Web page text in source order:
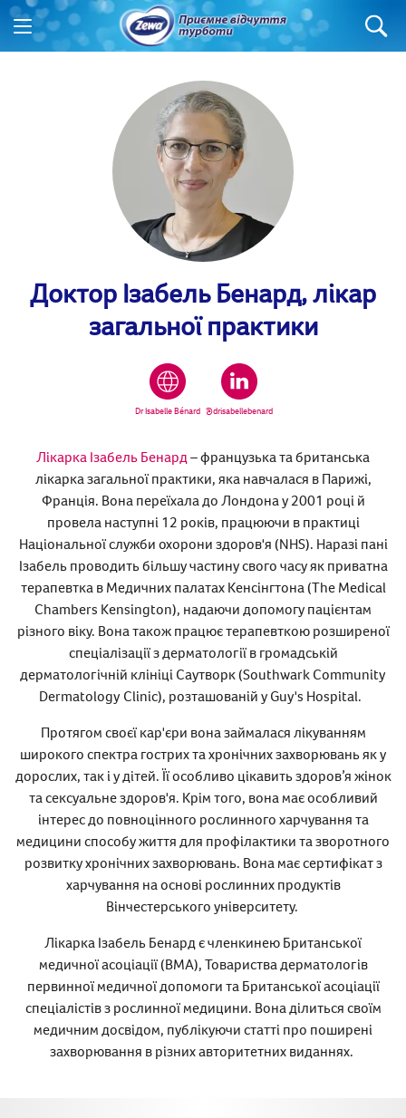
Доктор Ізабель Бенард, лікар
загальної практики
Лікарка Ізабель Бенард– французька та британська
лікарка загальної практики, яка навчалася в Парижі,
Франція. Вона переїхала до Лондона у 2001 році й
провела наступні 12 років, працюючи в практиці
Національної служби охорони здоров'я (NHS). Наразі пані
Ізабель проводить більшу частину свого часу як приватна
терапевтка в Медичних палатах Кенсінгтона (The Medical
Chambers Kensington), надаючи допомогу пацієнтам
різного віку. Вона також працює терапевткою розширеної
спеціалізації з дерматології в громадській
дерматологічній клініці Саутворк (Southwark Community
Dermatology Clinic), розташованій у Guy's Hospital.
Протягом своєї кар'єри вона займалася лікуванням
широкого спектра гострих та хронічних захворювань як у
дорослих, так і у дітей. Її особливо цікавить здоров’я жінок
та сексуальне здоров'я. Крім того, вона має особливий
інтерес до повноцінного рослинного харчування та
медицини способу життя для профілактики та зворотного
розвитку хронічних захворювань. Вона має сертифікат з
харчування на основі рослинних продуктів
Вінчестерського університету.
Лікарка Ізабель Бенард є членкинею Британської
медичної асоціації (BMA), Товариства дерматологів
первинної медичної допомоги та Британської асоціації
спеціалістів з рослинної медицини. Вона ділиться своїм
медичним досвідом, публікуючи статті про поширені
захворювання в різних авторитетних виданнях.
Dr Isabelle Bénard @drisabellebenard